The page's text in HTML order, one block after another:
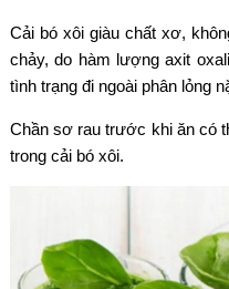
Cải bó xôi giàu chất xơ,
chảy, do hàm lượng axit
tình trạng đi ngoài phân lỏng
Chần sơ rau trước khi ăn có
trong cải bó xôi.